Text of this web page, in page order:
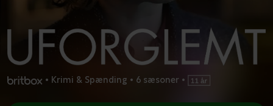
• Krimi & Spænding • 6 sæsoner •